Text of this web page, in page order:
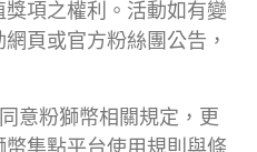
項之權利。活動如有變
頁或官方粉絲團公告，
意粉獅幣相關規定，更